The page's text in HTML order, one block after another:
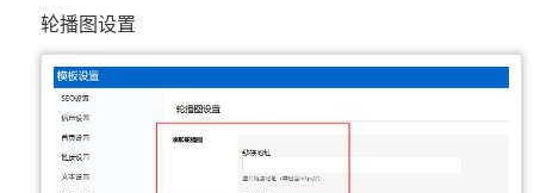
轮播图设置